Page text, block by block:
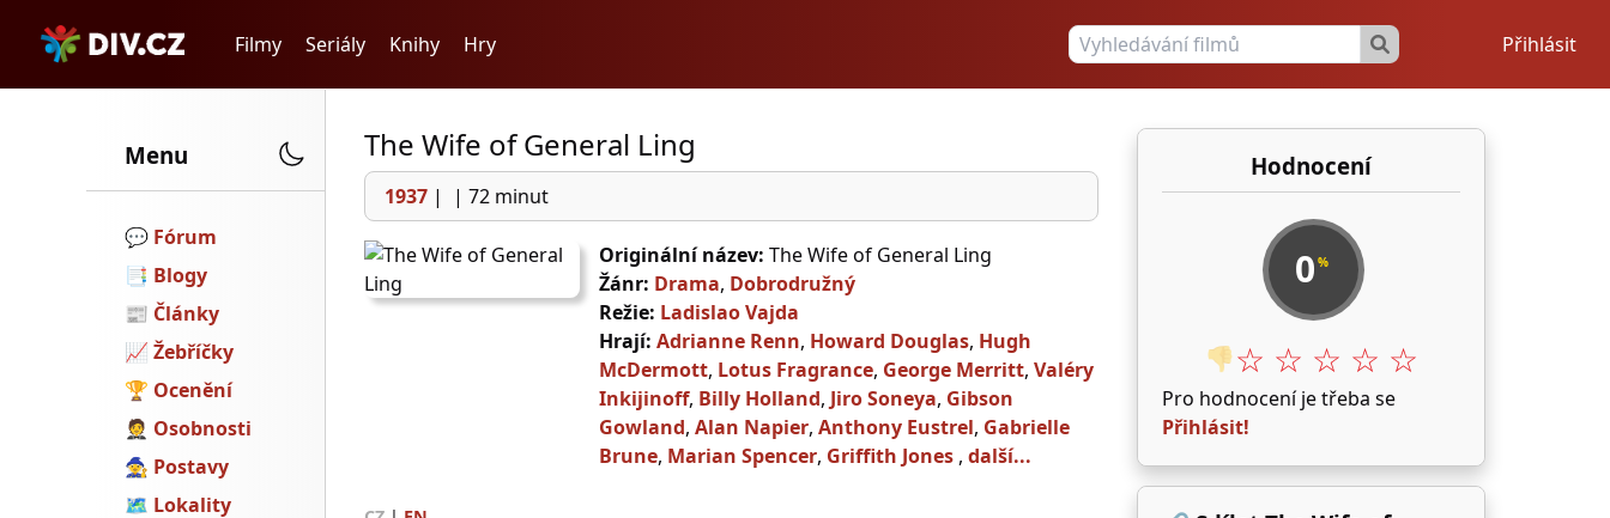
Filmy Seriály Knihy Hry Přihlásit
Menu
💬️ Fórum
📑 Blogy
📰 Články
📈 Žebříčky
🏆 Ocenění
🤵 Osobnosti
🧙 Postavy
🗺 Lokality
The Wife of General Ling
1937 | | 72 minut
Originální název: The Wife of General Ling
Žánr: Drama, Dobrodružný
Režie: Ladislao Vajda
Hrají: Adrianne Renn, Howard Douglas, Hugh
McDermott, Lotus Fragrance, George Merritt, Valéry
Inkijinoff, Billy Holland, Jiro Soneya, Gibson
Gowland, Alan Napier, Anthony Eustrel, Gabrielle
Brune, Marian Spencer, Griffith Jones , další...
Hodnocení
0 %
👎☆ ☆ ☆ ☆ ☆
Pro hodnocení je třeba se
Přihlásit!